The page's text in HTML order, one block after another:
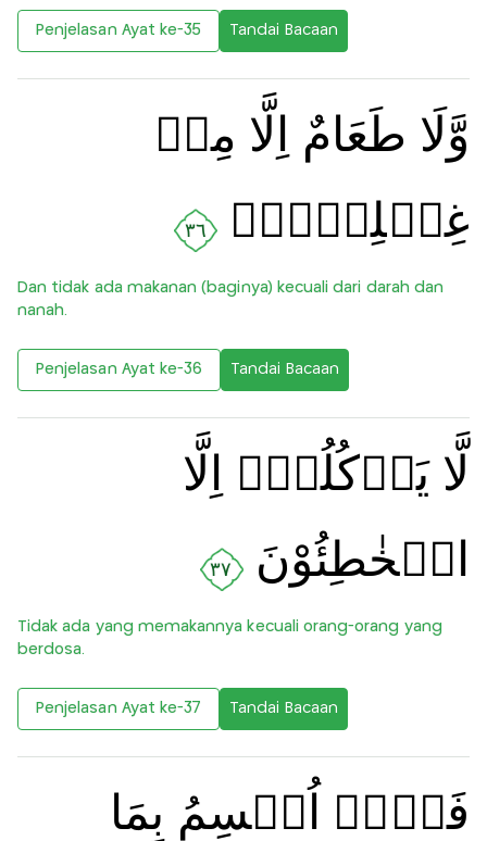
Penjelasan Ayat ke-35 Tandai Bacaan
وَّلَا طَعَامٌ اِلَّا مِنۡ
غِسۡلِيۡنٍۙ ٣٦
Dan tidak ada makanan (baginya) kecuali dari darah dan
nanah.
Penjelasan Ayat ke-36 Tandai Bacaan
لَّا يَاۡكُلُهٗۤ اِلَّا
الۡخٰطِئُوْنَ ٣٧
Tidak ada yang memakannya kecuali orang-orang yang
berdosa.
Penjelasan Ayat ke-37 Tandai Bacaan
فَلَاۤ اُقۡسِمُ بِمَا